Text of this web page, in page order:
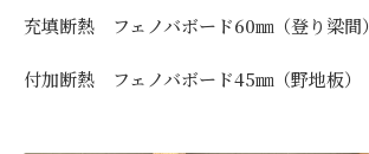
充填断熱 フェノバボード60㎜（登り梁間）
付加断熱 フェノバボード45㎜（野地板）